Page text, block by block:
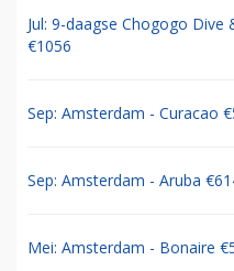
Jul: 9-daagse Chogogo Dive
€1056
Sep: Amsterdam - Curacao
Sep: Amsterdam - Aruba
Mei: Amsterdam - Bonaire